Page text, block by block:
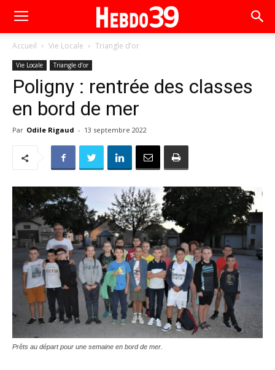
Accueil Vie Locale Triangle d’or
Vie Locale Triangle d’or
Poligny : rentrée des classes
en bord de mer
Par Odile Rigaud - 13 septembre 2022
Prêts au départ pour une semaine en bord de mer.